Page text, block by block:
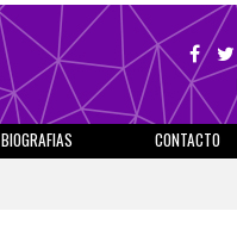
BIOGRAFIAS CONTACTO